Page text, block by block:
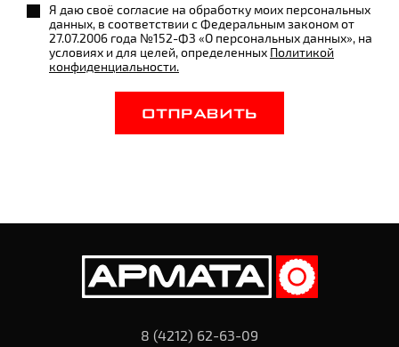
Я даю своё согласие на обработку моих персональных
данных, в соответствии с Федеральным законом от
27.07.2006 года №152-ФЗ «О персональных данных», на
условиях и для целей, определенных Политикой
конфиденциальности.
ОТПРАВИТЬ
8 (4212) 62-63-09